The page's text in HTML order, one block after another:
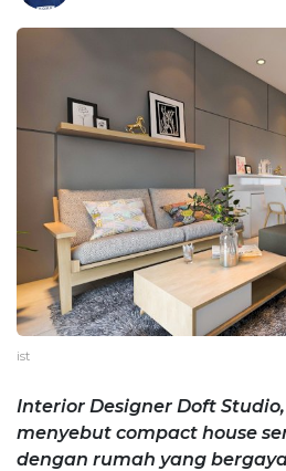
ist
Interior Designer Doft
menyebut compact house
dengan rumah yang